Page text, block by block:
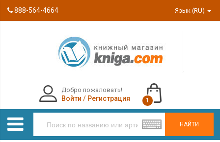
888-564-4664 Язык (RU)
НАЙТИ
Добро пожаловать!
Войти / Регистрация 1